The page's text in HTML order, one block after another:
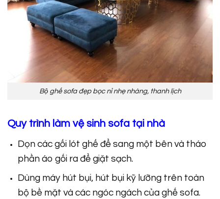
Bộ ghế sofa đẹp bọc nỉ nhẹ nhàng, thanh lịch
Quy trình làm vệ sinh sofa tại nhà
Dọn các gối lót ghế để sang một bên và tháo
phần áo gối ra để giặt sạch.
Dùng máy hút bụi, hút bụi kỹ lưỡng trên toàn
bộ bề mặt và các ngóc ngách của ghế sofa.